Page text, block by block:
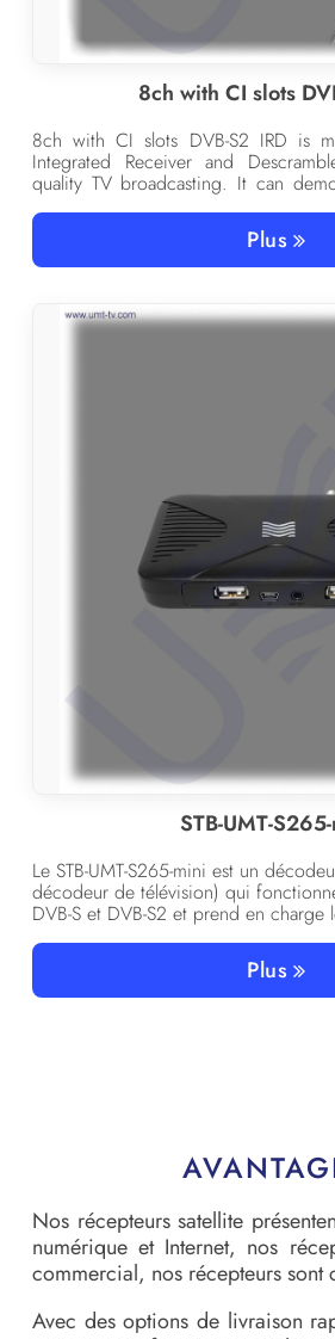
8ch with CI slots
8ch with CI slots DVB-S2 IRD is
Integrated Receiver and
quality TV broadcasting. It can
with CI slots. Plus
STB-UMT-
Le STB-UMT-S265-mini est un
décodeur de télévision) qui
DVB-S et DVB-S2 et prend en charge
emplacement pour carte à puce CA.
Plus
Nos récepteurs satellite
numérique et Internet, nos
commercial, nos récepteurs sont
Avec des options de livraison